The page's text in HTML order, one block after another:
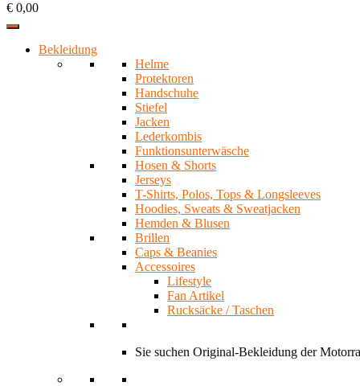
€ 0,00
Bekleidung
Helme
Protektoren
Handschuhe
Stiefel
Jacken
Lederkombis
Funktionsunterwäsche
Hosen & Shorts
Jerseys
T-Shirts, Polos, Tops & Longsleeves
Hoodies, Sweats & Sweatjacken
Hemden & Blusen
Brillen
Caps & Beanies
Accessoires
Lifestyle
Fan Artikel
Rucksäcke / Taschen
Sie suchen Original-Bekleidung der